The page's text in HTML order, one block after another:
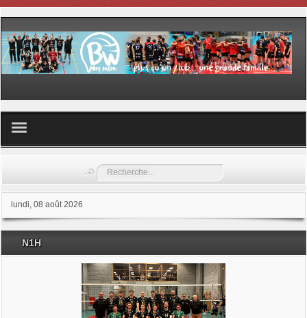
Les samedis du sport
Les stages
Documents
Rechercher
lundi, 08 août 2026
N1H